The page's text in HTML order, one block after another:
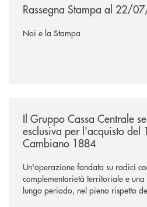
Rassegna Stampa al 22/
Noi e la Stampa
Il Gruppo Cassa Centrale
esclusiva per l'acquisto del
Cambiano 1884
Un'operazione fondata su radici
complementarietà territoriale e
lungo periodo, nel pieno rispetto